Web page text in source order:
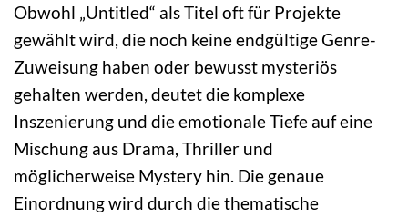
Obwohl „Untitled“ als Titel oft für Projekte
gewählt wird, die noch keine endgültige Genre-
Zuweisung haben oder bewusst mysteriös
gehalten werden, deutet die komplexe
Inszenierung und die emotionale Tiefe auf eine
Mischung aus Drama, Thriller und
möglicherweise Mystery hin. Die genaue
Einordnung wird durch die thematische